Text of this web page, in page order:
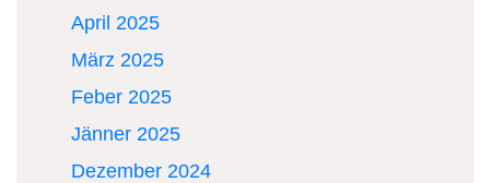
April 2025
März 2025
Feber 2025
Jänner 2025
Dezember 2024